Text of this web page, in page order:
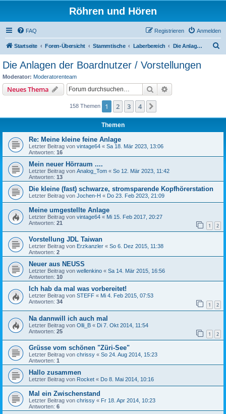
Röhren und Hören
FAQ Anmelden
Registrieren
Startseite Foren-Übersicht Stammtische Laberbereich Die Anlagen der Boardnutzer / Vorstellungen
Die Anlagen der Boardnutzer / Vorstellungen
Moderator: Moderatorenteam
Neues Thema Suche
158 Themen 1 2 3 4
Themen
Re: Meine kleine feine Anlage
Letzter Beitrag von vintage64 « Sa 18. Mär 2023, 13:06
Antworten: 16
Mein neuer Hörraum ....
Letzter Beitrag von Analog_Tom « So 12. Mär 2023, 11:42
Antworten: 13
Die kleine (fast) schwarze, stromsparende Kopfhörerstation
Letzter Beitrag von Jochen-H « Do 23. Feb 2023, 21:09
Meine umgestellte Anlage
Letzter Beitrag von vintage64 « Mi 15. Feb 2017, 20:27
Antworten: 21 1 2
Vorstellung JDL Taiwan
Letzter Beitrag von Erzkanzler « So 6. Dez 2015, 11:38
Antworten: 2
Neuer aus NEUSS
Letzter Beitrag von wellenkino « Sa 14. Mär 2015, 16:56
Antworten: 10
Ich hab da mal was vorbereitet!
Letzter Beitrag von STEFF « Mi 4. Feb 2015, 07:53
Antworten: 34 1 2
Na dannwill ich auch mal
Letzter Beitrag von Olli_B « Di 7. Okt 2014, 11:54
Antworten: 25 1 2
Grüsse vom schönen "Züri-See"
Letzter Beitrag von chrissy « So 24. Aug 2014, 15:23
Antworten: 1
Hallo zusammen
Letzter Beitrag von Rocket « Do 8. Mai 2014, 10:16
Mal ein Zwischenstand
Letzter Beitrag von chrissy « Fr 18. Apr 2014, 10:23
Antworten: 6